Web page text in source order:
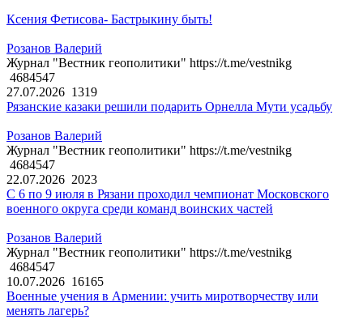
Ксения Фетисова- Бастрыкину быть!
Розанов Валерий
Журнал "Вестник геополитики" https://t.me/vestnikg
4684547
27.07.2026 1319
Рязанские казаки решили подарить Орнелла Мути усадьбу
Розанов Валерий
Журнал "Вестник геополитики" https://t.me/vestnikg
4684547
22.07.2026 2023
С 6 по 9 июля в Рязани проходил чемпионат Московского
военного округа среди команд воинских частей
Розанов Валерий
Журнал "Вестник геополитики" https://t.me/vestnikg
4684547
10.07.2026 16165
Военные учения в Армении: учить миротворчеству или
менять лагерь?